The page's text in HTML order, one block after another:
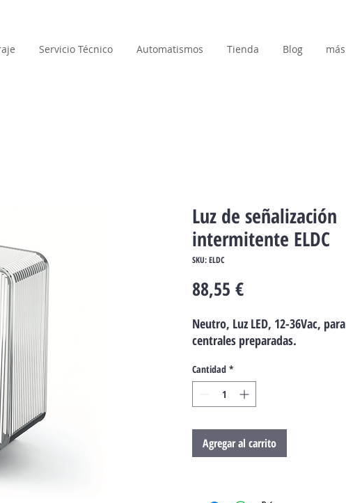
Servicio Técnico Automatismos Tienda Blog más
Luz de señalización
intermitente ELDC
SKU: ELDC
88,55 €Precio
Neutro, Luz LED, 12-36Vac, para
centrales preparadas.
Cantidad *
Agregar al carrito